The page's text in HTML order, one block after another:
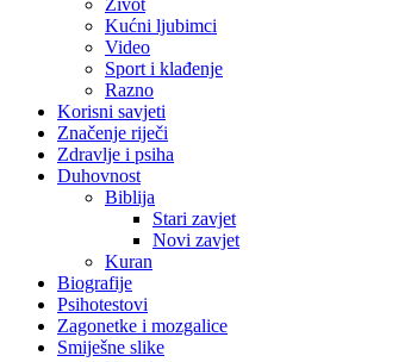
Život
Kućni ljubimci
Video
Sport i klađenje
Razno
Korisni savjeti
Značenje riječi
Zdravlje i psiha
Duhovnost
Biblija
Stari zavjet
Novi zavjet
Kuran
Biografije
Psihotestovi
Zagonetke i mozgalice
Smiješne slike